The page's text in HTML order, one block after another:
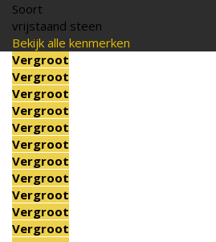
Soort
vrijstaand steen
Bekijk alle kenmerken
Vergroot
Vergroot
Vergroot
Vergroot
Vergroot
Vergroot
Vergroot
Vergroot
Vergroot
Vergroot
Vergroot